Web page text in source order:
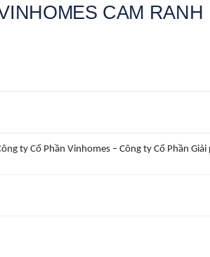
CAM RANH
ty Cổ Phần Vinhomes – Công ty Cổ Phần